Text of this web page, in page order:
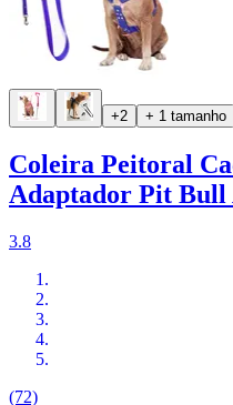
+2 + 1 tamanho
Coleira Peitoral
Adaptador Pit
3.8
(72)